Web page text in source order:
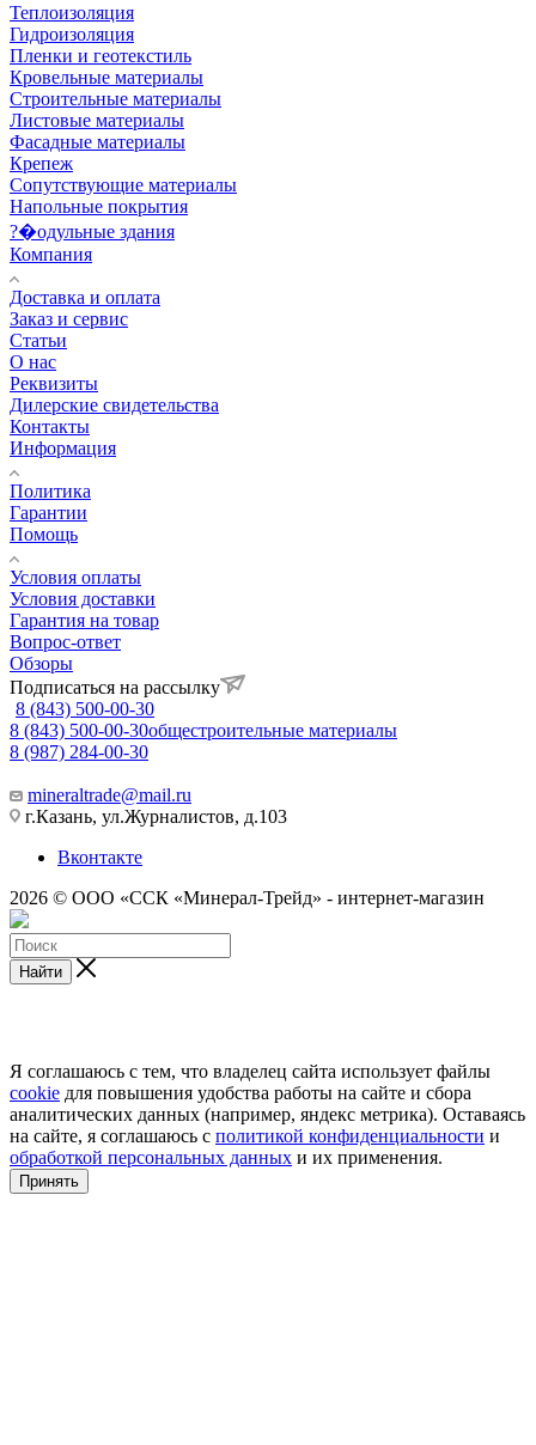
Теплоизоляция
Гидроизоляция
Пленки и геотекстиль
Кровельные материалы
Строительные материалы
Листовые материалы
Фасадные материалы
Крепеж
Сопутствующие материалы
Напольные покрытия
?�одульные здания
Компания
Доставка и оплата
Заказ и сервис
Статьи
О нас
Реквизиты
Дилерские свидетельства
Контакты
Информация
Политика
Гарантии
Помощь
Условия оплаты
Условия доставки
Гарантия на товар
Вопрос-ответ
Обзоры
Подписаться на рассылку
8 (843) 500-00-30
8 (843) 500-00-30общестроительные материалы
8 (987) 284-00-30
mineraltrade@mail.ru
г.Казань, ул.Журналистов, д.103
Вконтакте
2026 © ООО «ССК «Минерал-Трейд» - интернет-магазин
Найти
Я соглашаюсь с тем, что владелец сайта использует файлы
cookie для повышения удобства работы на сайте и сбора
аналитических данных (например, яндекс метрика). Оставаясь
на сайте, я соглашаюсь с политикой конфиденциальности и
обработкой персональных данных и их применения.
Принять